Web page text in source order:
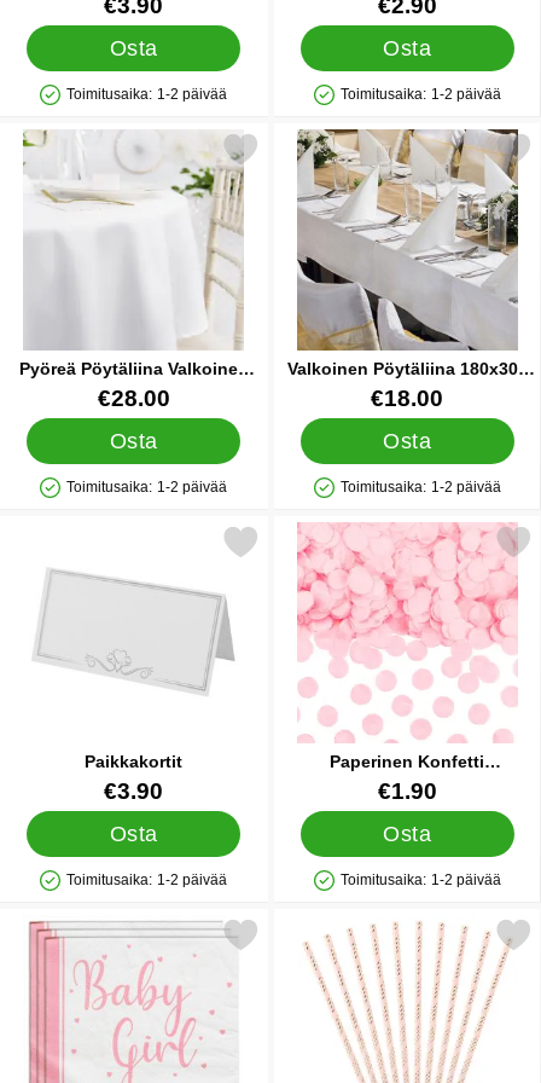
€3.90
Osta
Saatavuus: Varastossa
Toimitusaika: 1-2 päivää
€2.90
Osta
Saatavuus: Varastossa
Toimitusaika: 1-2 päivää
Pyöreä Pöytäliina Valkoinen
300 cm
Tuote.nro 28721
€28.00
Osta
Saatavuus: Varastossa
Toimitusaika: 1-2 päivää
Merkitse pyöreä Pöytäliina Valkoinen 300 cm suosikiksi
Valkoinen Pöytäliina 180x300
cm
Tuote.nro 41445
€18.00
Osta
Saatavuus: Varastossa
Toimitusaika: 1-2 päivää
Merkitse valkoinen
Paikkakortit
Tuote.nro 24348
€3.90
Osta
Saatavuus: Varastossa
Toimitusaika: 1-2 päivää
Merkitse paikkakortit suosikiksi
Paperinen Konfetti
Vaaleanpinkki
Tuote.nro 33073
€1.90
Osta
Saatavuus: Varastossa
Toimitusaika: 1-2 päivää
Merkitse paperinen Konfetti
Merkitse baby Girl Lautasliinat suosikiksi
Merkitse mehupillit